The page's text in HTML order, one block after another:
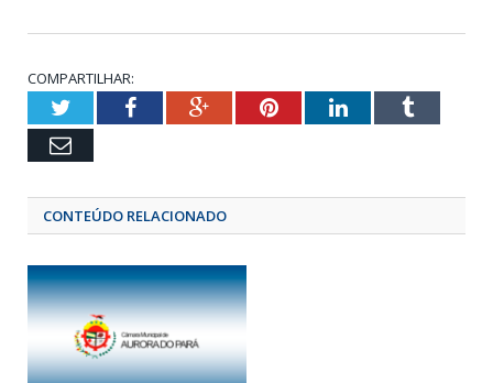
COMPARTILHAR:
TwitterFacebookGoogle+PinterestLinkedInTumblr
Email
CONTEÚDO RELACIONADO